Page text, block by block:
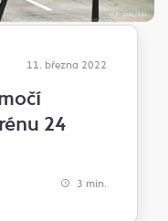
11. března 2022
24
3 min.